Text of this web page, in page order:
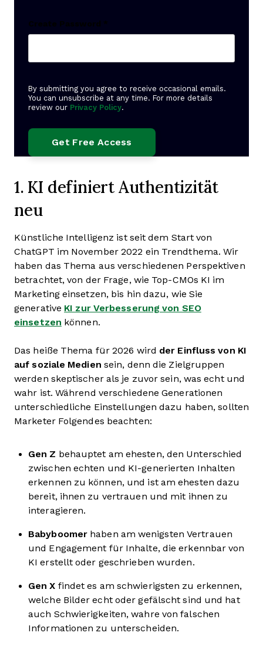
Create Password *
By submitting you agree to receive occasional emails.
You can unsubscribe at any time. For more details
review our Privacy Policy.
1. KI definiert Authentizität
neu
Künstliche Intelligenz ist seit dem Start von
ChatGPT im November 2022 ein Trendthema. Wir
haben das Thema aus verschiedenen Perspektiven
betrachtet, von der Frage, wie Top-CMOs KI im
Marketing einsetzen, bis hin dazu, wie Sie
generative KI zur Verbesserung von SEO
einsetzen können.
Das heiße Thema für 2026 wird der Einfluss von KI
auf soziale Medien sein, denn die Zielgruppen
werden skeptischer als je zuvor sein, was echt und
wahr ist. Während verschiedene Generationen
unterschiedliche Einstellungen dazu haben, sollten
Marketer Folgendes beachten:
Gen Z behauptet am ehesten, den Unterschied
zwischen echten und KI-generierten Inhalten
erkennen zu können, und ist am ehesten dazu
bereit, ihnen zu vertrauen und mit ihnen zu
interagieren.
Babyboomer haben am wenigsten Vertrauen
und Engagement für Inhalte, die erkennbar von
KI erstellt oder geschrieben wurden.
Gen X findet es am schwierigsten zu erkennen,
welche Bilder echt oder gefälscht sind und hat
auch Schwierigkeiten, wahre von falschen
Informationen zu unterscheiden.